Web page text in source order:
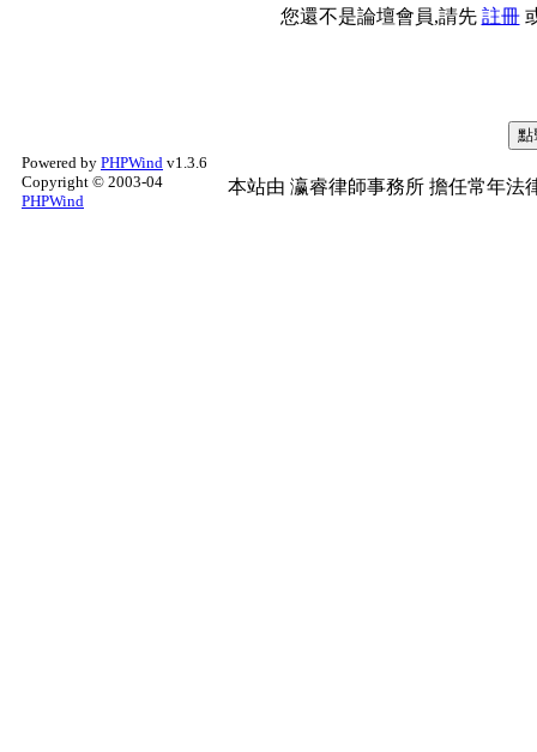
您還不是論壇會員,請先 註冊
Powered by PHPWind v1.3.6
Copyright © 2003-04
PHPWind
本站由 瀛睿律師事務所 擔任常年法